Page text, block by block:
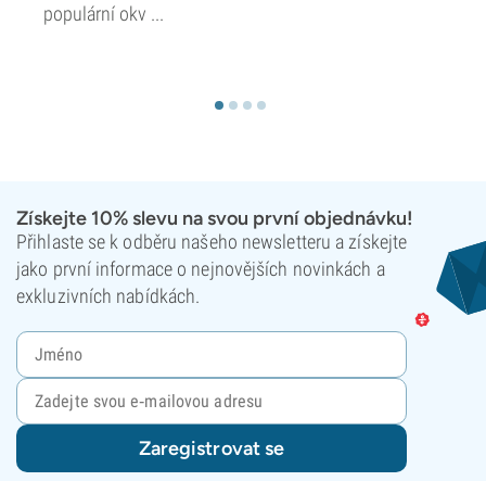
populární okv ...
Získejte 10% slevu na svou první objednávku!
Přihlaste se k odběru našeho newsletteru a získejte
jako první informace o nejnovějších novinkách a
exkluzivních nabídkách.
Zaregistrovat se